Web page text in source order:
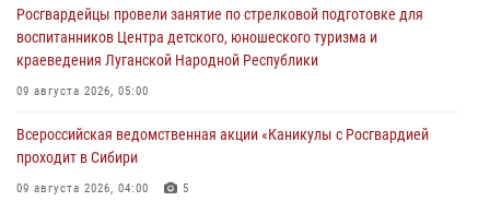
Росгвардейцы провели занятие по стрелковой подготовке для
воспитанников Центра детского, юношеского туризма и
краеведения Луганской Народной Республики
09 августа 2026, 05:00
Всероссийская ведомственная акции «Каникулы с Росгвардией
проходит в Сибири
09 августа 2026, 04:00 5